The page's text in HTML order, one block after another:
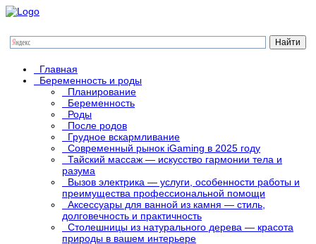
Главная
Беременность и роды
Планирование
Беременность
Роды
После родов
Грудное вскармливание
Современный рынок iGaming в 2025 году
Тайский массаж — искусство гармонии тела и
разума
Вызов электрика — услуги, особенности работы и
преимущества профессиональной помощи
Аксессуары для ванной из камня — стиль,
долговечность и практичность
Столешницы из натурального дерева — красота
природы в вашем интерьере